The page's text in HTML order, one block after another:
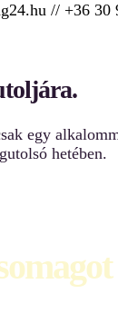
// +36 30
egy
hetében.